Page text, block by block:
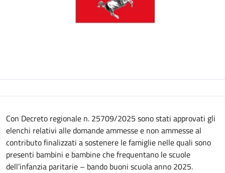
Descrizione
Con Decreto regionale n. 25709/2025 sono stati approvati gli
elenchi relativi alle domande ammesse e non ammesse al
contributo finalizzati a sostenere le famiglie nelle quali sono
presenti bambini e bambine che frequentano le scuole
dell’infanzia paritarie – bando buoni scuola anno 2025.